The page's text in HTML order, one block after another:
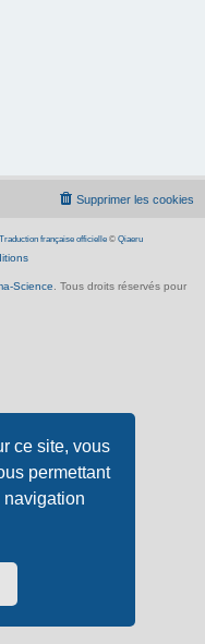
ce site, vous
permettant
navigation
Supprimer les cookies
Traduction française officielle© Qiaeru
Science . Tous droits réservés pour